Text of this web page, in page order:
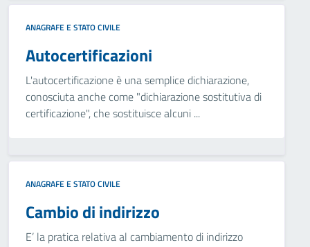
ANAGRAFE E STATO CIVILE
Autocertificazioni
L'autocertificazione è una semplice dichiarazione,
conosciuta anche come "dichiarazione sostitutiva di
certificazione", che sostituisce alcuni ...
ANAGRAFE E STATO CIVILE
Cambio di indirizzo
E’ la pratica relativa al cambiamento di indirizzo